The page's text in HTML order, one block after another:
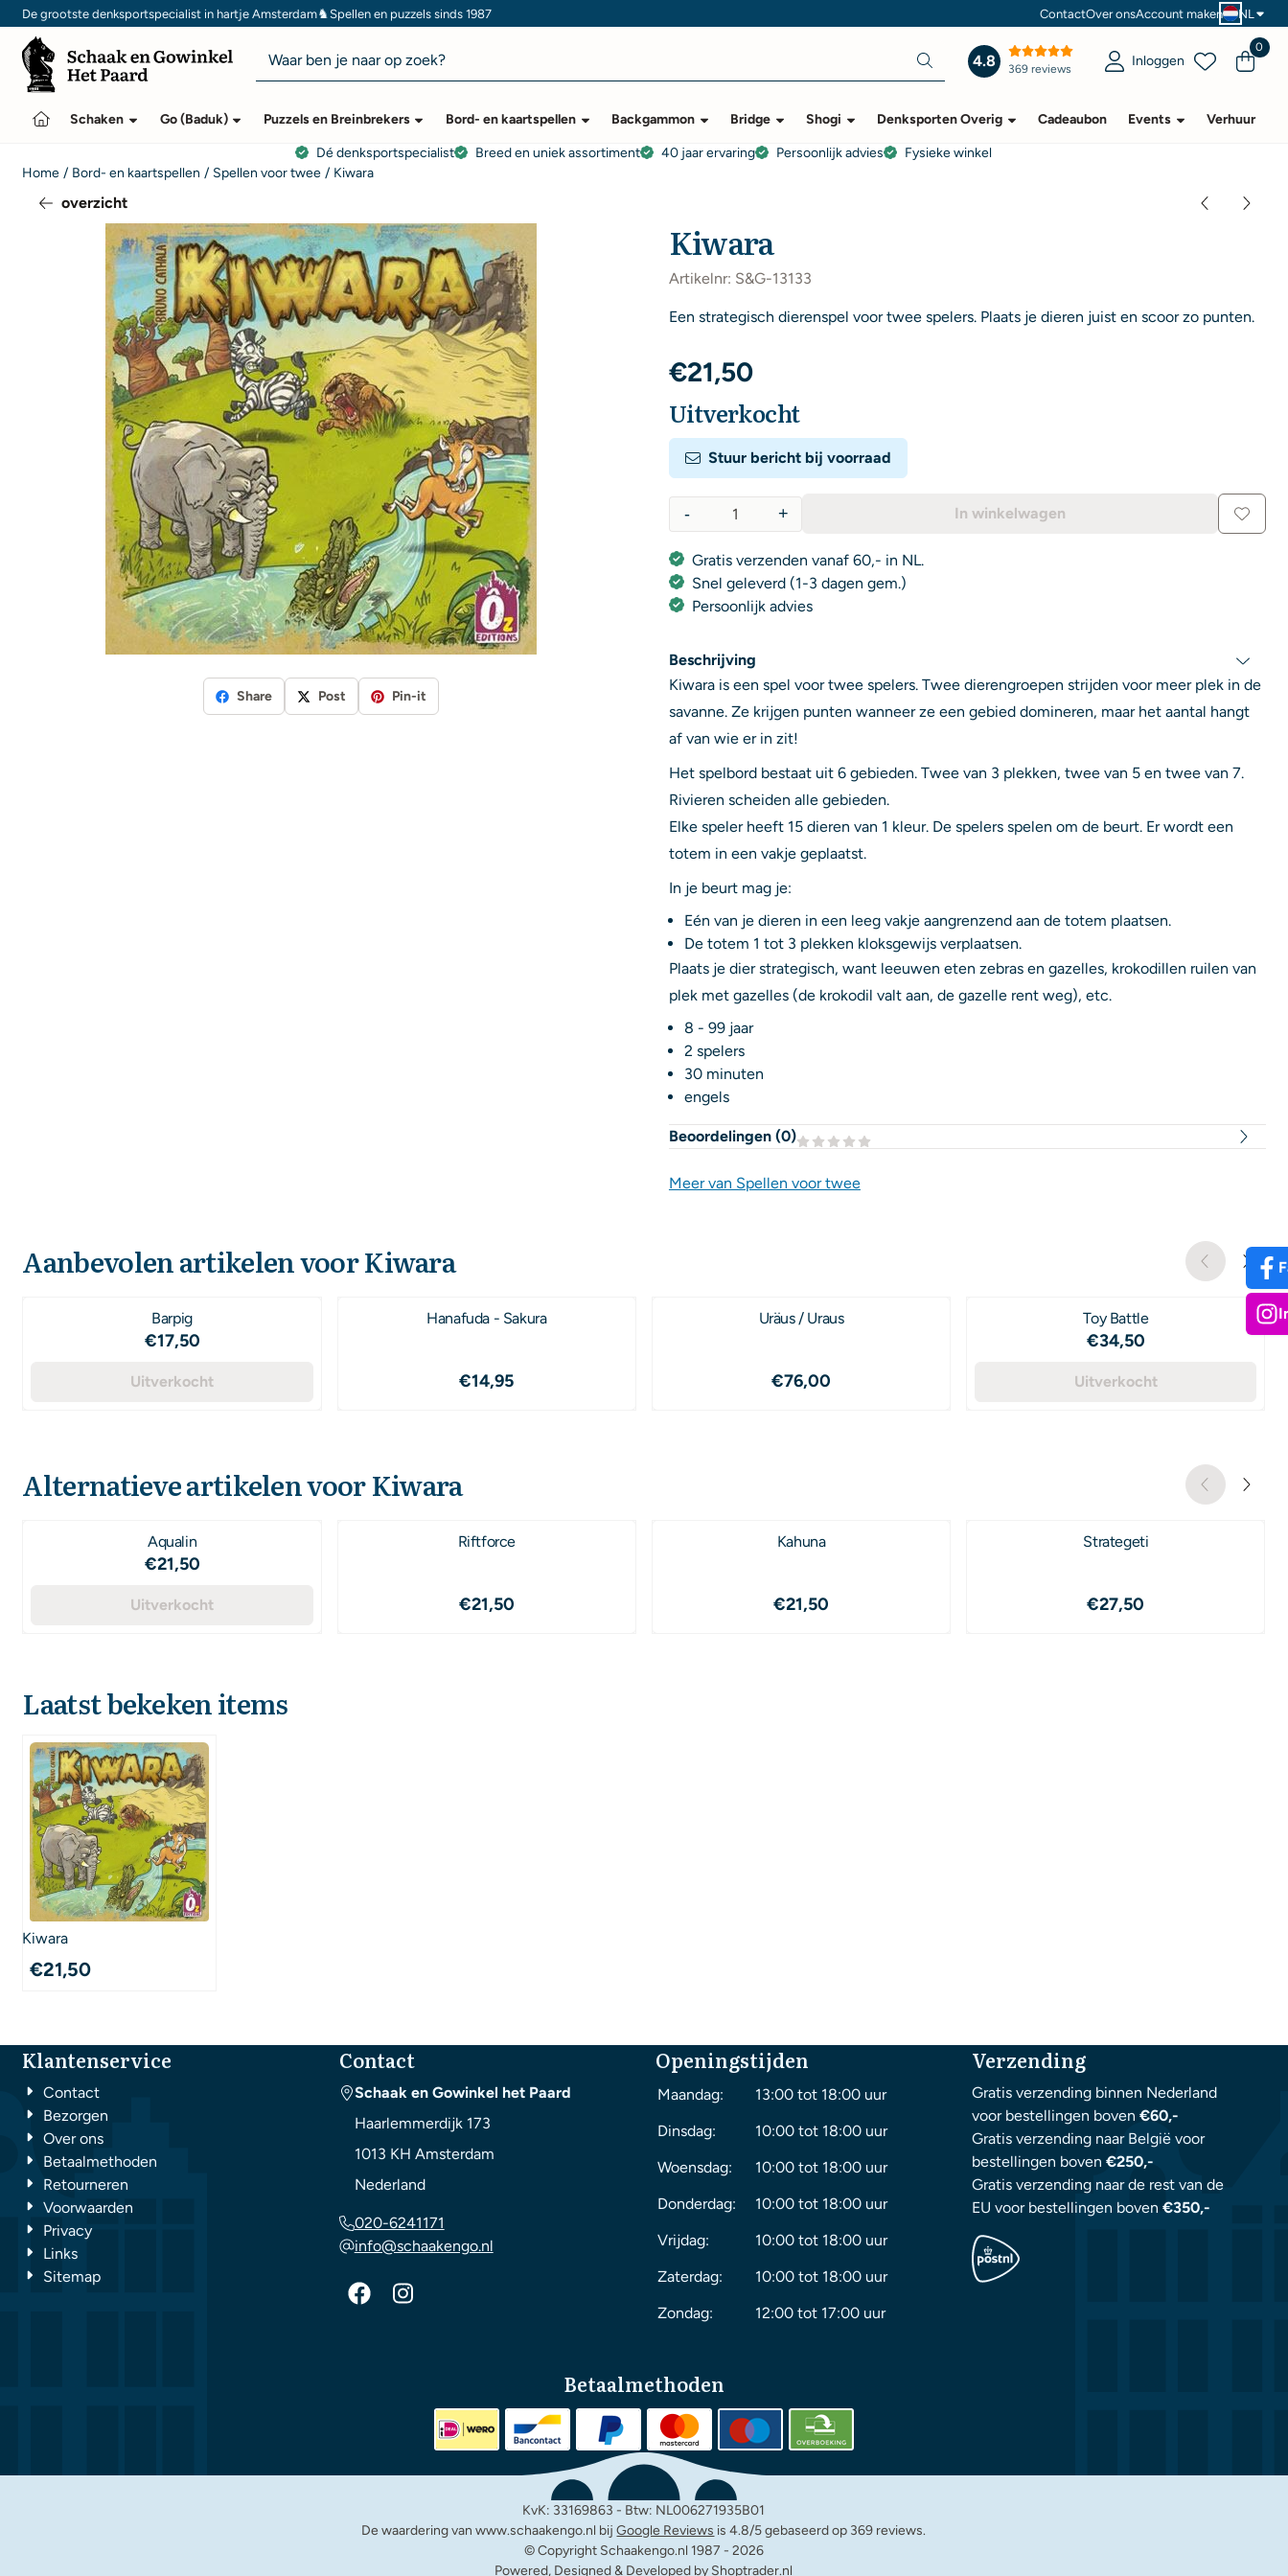
Cookievoorkeuren zijn momenteel gesloten.
De grootste denksportspecialist in hartje Amsterdam♞Spellen en puzzels sinds 1987 ContactOver onsAccount maken NL
Zoeken
4.8 369 reviews Inloggen
0
Schaken Go (Baduk) Puzzels en Breinbrekers Bord- en kaartspellen Backgammon Bridge Shogi Denksporten Overig Cadeaubon Events Verhuur
Dé denksportspecialist Breed en uniek assortiment 40 jaar ervaring Persoonlijk advies
Fysieke winkel
Home / Bord- en kaartspellen / Spellen voor twee / Kiwara
overzicht
Share Post Pin-it
Kiwara
Artikelnr: S&G-13133
Een strategisch dierenspel voor twee spelers. Plaats je dieren juist en scoor zo punten.
€21,50
Uitverkocht
Stuur bericht bij voorraad
+
- In winkelwagen
Gratis verzenden vanaf 60,- in NL.
Snel geleverd (1-3 dagen gem.)
Persoonlijk advies
Beschrijving
Kiwara is een spel voor twee spelers. Twee dierengroepen strijden voor meer plek in de
savanne. Ze krijgen punten wanneer ze een gebied domineren, maar het aantal hangt
af van wie er in zit!
Het spelbord bestaat uit 6 gebieden. Twee van 3 plekken, twee van 5 en twee van 7.
Rivieren scheiden alle gebieden.
Elke speler heeft 15 dieren van 1 kleur. De spelers spelen om de beurt. Er wordt een
totem in een vakje geplaatst.
In je beurt mag je:
Eén van je dieren in een leeg vakje aangrenzend aan de totem plaatsen.
De totem 1 tot 3 plekken kloksgewijs verplaatsen.
Plaats je dier strategisch, want leeuwen eten zebras en gazelles, krokodillen ruilen van
plek met gazelles (de krokodil valt aan, de gazelle rent weg), etc.
8 - 99 jaar
2 spelers
30 minuten
engels
Beoordelingen (0)
Meer van Spellen voor twee
Aanbevolen artikelen voorKiwara
Barpig
Prijs: 17,50
€17,50
Uitverkocht
Hanafuda - Sakura
Prijs: 14,95
€14,95
Uräus / Uraus
Prijs: 76,00
€76,00
Toy Battle
Prijs: 34,50
€34,50
Uitverkocht
Alternatieve artikelen voorKiwara
Aqualin
Prijs: 21,50
€21,50
Uitverkocht
Riftforce
Prijs: 21,50
€21,50
Kahuna
Prijs: 21,50
€21,50
Strategeti
Prijs: 27,50
€27,50
Laatst bekeken items
Kiwara
€21,50
Klantenservice
Contact
Bezorgen
Over ons
Betaalmethoden
Retourneren
Voorwaarden
Privacy
Links
Sitemap
Contact
Schaak en Gowinkel het Paard
Haarlemmerdijk 173
1013 KH Amsterdam
Nederland
020-6241171
info@schaakengo.nl
Openingstijden
Maandag:
13:00 tot 18:00 uur
Dinsdag:
10:00 tot 18:00 uur
Woensdag:
10:00 tot 18:00 uur
Donderdag:
10:00 tot 18:00 uur
Vrijdag:
10:00 tot 18:00 uur
Zaterdag:
10:00 tot 18:00 uur
Zondag:
12:00 tot 17:00 uur
Verzending
Gratis verzending binnen Nederland
voor bestellingen boven€60,-
Gratis verzending naar België voor
bestellingen boven€250,-
Gratis verzending naar de rest van de
EU voor bestellingen boven€350,-
Betaalmethoden
KvK: 33169863 - Btw: NL006271935B01
De waardering van www.schaakengo.nl bijGoogle Reviews is 4.8/5 gebaseerd op 369 reviews.
© Copyright Schaakengo.nl 1987 - 2026
Powered, Designed & Developed by Shoptrader.nl